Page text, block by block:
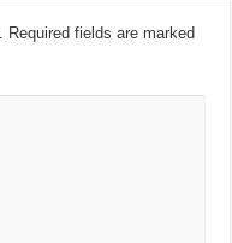
Required fields are marked